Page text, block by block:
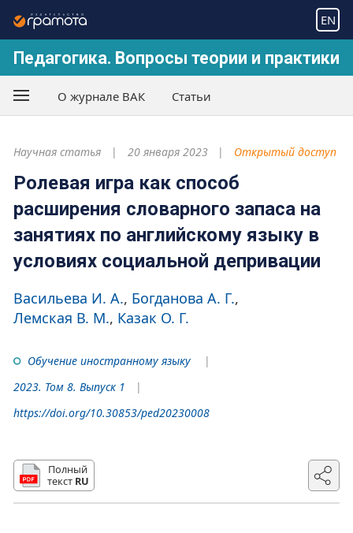
EN
Педагогика. Вопросы теории и практики
О журнале ВАК Статьи
Научная статья 20 января 2023 Открытый доступ
Ролевая игра как способ
расширения словарного запаса на
занятиях по английскому языку в
условиях социальной депривации
Васильева И. А. Богданова А. Г.
Лемская В. М. Казак О. Г.
Обучение иностранному языку
2023. Том 8. Выпуск 1
https://doi.org/10.30853/ped20230008
Полный
текст RU